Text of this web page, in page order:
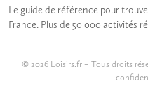
Le guide de référence pour
France. Plus de 50 000 activités
© 2026 Loisirs.fr – Tous droits